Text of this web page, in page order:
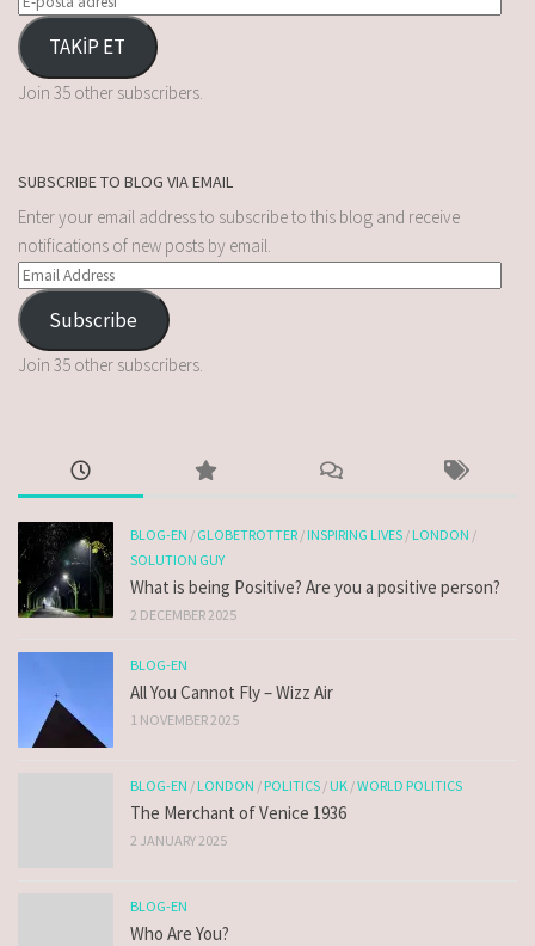
TAKİP ET
Join 35 other subscribers.
SUBSCRIBE TO BLOG VIA EMAIL
Enter your email address to subscribe to this blog and receive
notifications of new posts by email.
Subscribe
Join 35 other subscribers.
BLOG-EN / GLOBETROTTER /INSPIRING LIVES /LONDON /
SOLUTION GUY
What is being Positive? Are you a positive person?
2 DECEMBER 2025
BLOG-EN
All You Cannot Fly – Wizz Air
1 NOVEMBER 2025
BLOG-EN /LONDON /POLITICS /UK /WORLD POLITICS
The Merchant of Venice 1936
2 JANUARY 2025
BLOG-EN
Who Are You?